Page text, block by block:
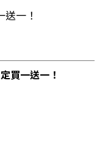
送一！
買一送一！